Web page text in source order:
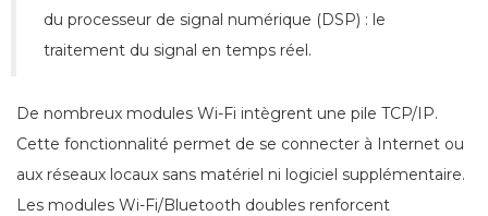
du processeur de signal numérique (DSP) : le
traitement du signal en temps réel.
De nombreux modules Wi-Fi intègrent une pile TCP/IP.
Cette fonctionnalité permet de se connecter à Internet ou
aux réseaux locaux sans matériel ni logiciel supplémentaire.
Les modules Wi-Fi/Bluetooth doubles renforcent